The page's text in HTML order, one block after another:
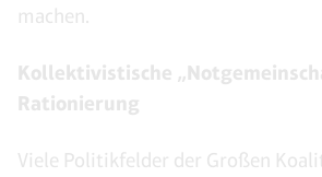
machen.
Kollektivistische
Rationierung
Viele Politikfelder der Großen